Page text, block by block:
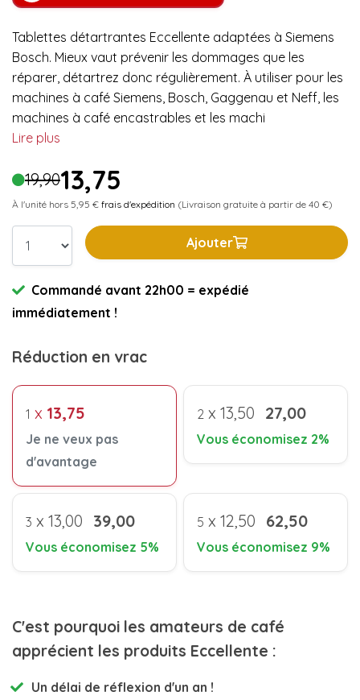
Tablettes détartrantes Eccellente adaptées à Siemens
Bosch. Mieux vaut prévenir les dommages que les
réparer, détartrez donc régulièrement. À utiliser pour les
machines à café Siemens, Bosch, Gaggenau et Neff, les
machines à café encastrables et les machi
Lire plus
19,9013,75
À l'unité hors 5,95 € frais d'expédition (Livraison gratuite à partir de 40 €)
Ajouter
Commandé avant 22h00 = expédié
immédiatement !
Réduction en vrac
1 x 13,75
Je ne veux pas
d'avantage
2 x 13,50 27,00
Vous économisez 2%
3 x 13,00 39,00
Vous économisez 5%
5 x 12,50 62,50
Vous économisez 9%
C'est pourquoi les amateurs de café
apprécient les produits Eccellente :
Un délai de réflexion d'un an !